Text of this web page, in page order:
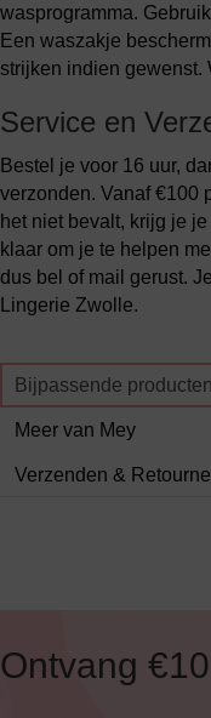
wasprogramma.
Een waszakje
strijken indien gewenst.
Service en
Bestel je voor 16 uur,
verzonden. Vanaf €100
het niet bevalt, krijg je
klaar om je te helpen
dus bel of mail gerust.
Lingerie Zwolle.
Bijpassende producten
Meer van Mey
Verzenden &
Ontvang